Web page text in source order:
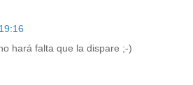
hará falta que la dispare ;-)